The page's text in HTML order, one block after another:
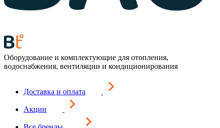
Оборудование и комплектующие для отопления,
водоснабжения, вентиляции и кондиционирования
Доставка и оплата
Акции